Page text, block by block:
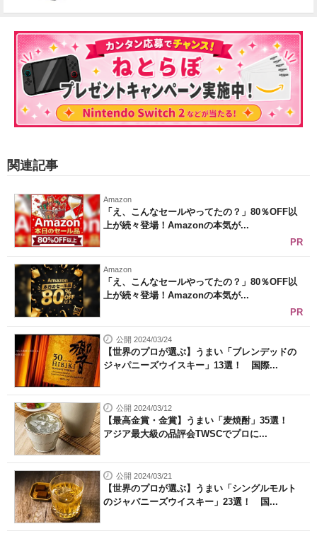
関連記事
Amazon
「え、こんなセールやってたの？」80％OFF以
上が続々登場！Amazonの本気が...
PR
Amazon
「え、こんなセールやってたの？」80％OFF以
上が続々登場！Amazonの本気が...
PR
公開 2024/03/24
【世界のプロが選ぶ】うまい「ブレンデッドの
ジャパニーズウイスキー」13選！ 国際...
公開 2024/03/12
【最高金賞・金賞】うまい「麦焼酎」35選！
アジア最大級の品評会TWSCでプロに...
公開 2024/03/21
【世界のプロが選ぶ】うまい「シングルモルト
のジャパニーズウイスキー」23選！ 国...